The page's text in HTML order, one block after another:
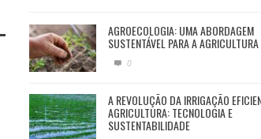
AGROECOLOGIA: UMA ABORDAGEM
SUSTENTÁVEL PARA A AGRICULTURA
0
A REVOLUÇÃO DA IRRIGAÇÃO
AGRICULTURA: TECNOLOGIA E
SUSTENTABILIDADE